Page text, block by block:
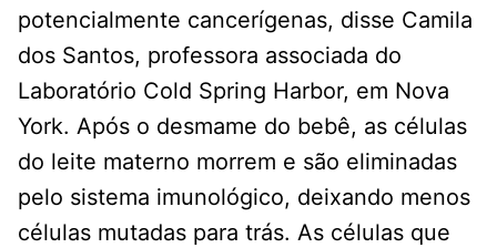
potencialmente cancerígenas, disse Camila
dos Santos, professora associada do
Laboratório Cold Spring Harbor, em Nova
York. Após o desmame do bebê, as células
do leite materno morrem e são eliminadas
pelo sistema imunológico, deixando menos
células mutadas para trás. As células que